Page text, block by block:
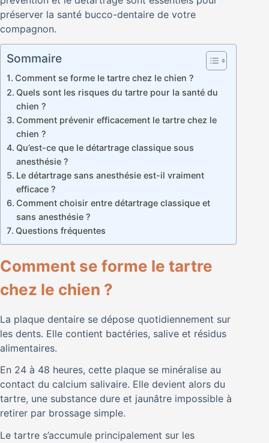
préserver la santé bucco-dentaire de votre
compagnon.
Sommaire
Comment se forme le tartre chez le chien ?
Quels sont les risques du tartre pour la santé du
chien ?
Comment prévenir efficacement le tartre chez le
chien ?
Qu’est-ce que le détartrage classique sous
anesthésie ?
Le détartrage sans anesthésie est-il vraiment
efficace ?
Comment choisir entre détartrage classique et
sans anesthésie ?
Questions fréquentes
Comment se forme le tartre
chez le chien ?
La plaque dentaire se dépose quotidiennement sur
les dents. Elle contient bactéries, salive et résidus
alimentaires.
En 24 à 48 heures, cette plaque se minéralise au
contact du calcium salivaire. Elle devient alors du
tartre, une substance dure et jaunâtre impossible à
retirer par brossage simple.
Le tartre s’accumule principalement sur les